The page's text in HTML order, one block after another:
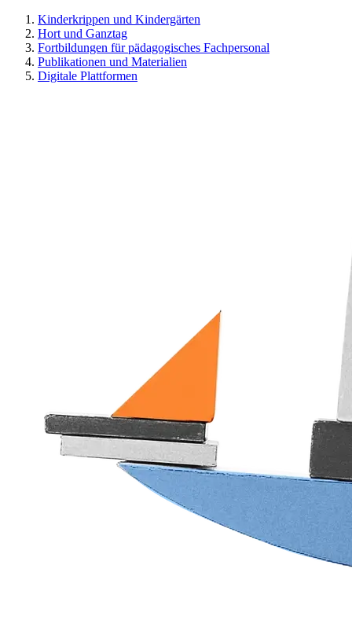
Kinderkrippen und Kindergärten
Hort und Ganztag
Fortbildungen für pädagogisches Fachpersonal
Publikationen und Materialien
Digitale Plattformen